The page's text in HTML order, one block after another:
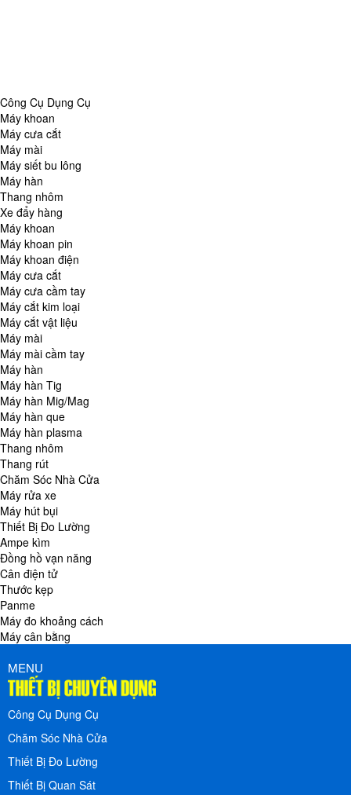
Công Cụ Dụng Cụ
Máy khoan
Máy cưa cắt
Máy mài
Máy siết bu lông
Máy hàn
Thang nhôm
Xe đẩy hàng
Máy khoan
Máy khoan pin
Máy khoan điện
Máy cưa cắt
Máy cưa cầm tay
Máy cắt kim loại
Máy cắt vật liệu
Máy mài
Máy mài cầm tay
Máy hàn
Máy hàn Tig
Máy hàn Mig/Mag
Máy hàn que
Máy hàn plasma
Thang nhôm
Thang rút
Chăm Sóc Nhà Cửa
Máy rửa xe
Máy hút bụi
Thiết Bị Đo Lường
Ampe kìm
Đồng hồ vạn năng
Cân điện tử
Thước kẹp
Panme
Máy đo khoảng cách
Máy cân bằng
MENU
Công Cụ Dụng Cụ
Chăm Sóc Nhà Cửa
Thiết Bị Đo Lường
Thiết Bị Quan Sát